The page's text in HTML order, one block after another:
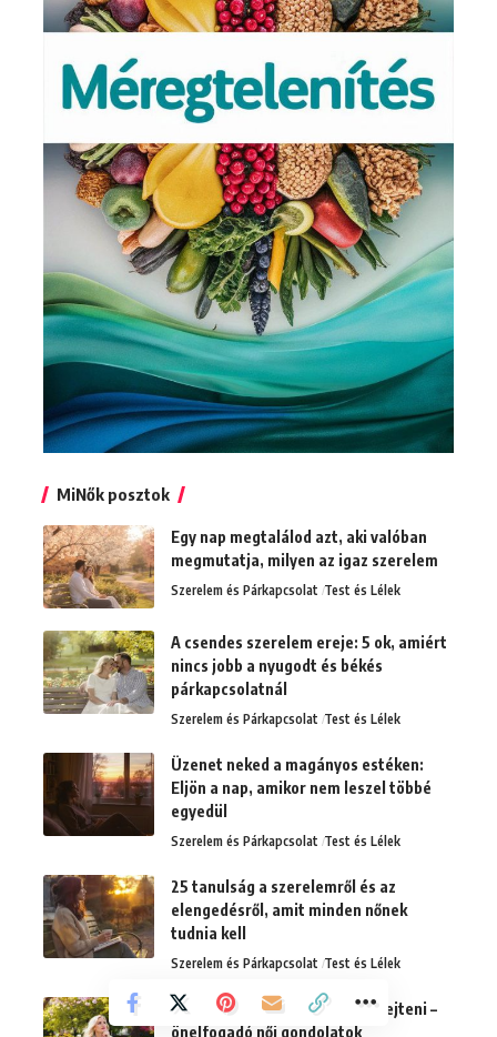
MiNők posztok
Egy nap megtalálod azt, aki valóban
megmutatja, milyen az igaz szerelem
Szerelem és Párkapcsolat Test és Lélek
A csendes szerelem ereje: 5 ok, amiért
nincs jobb a nyugodt és békés
párkapcsolatnál
Szerelem és Párkapcsolat Test és Lélek
Üzenet neked a magányos estéken:
Eljön a nap, amikor nem leszel többé
egyedül
Szerelem és Párkapcsolat Test és Lélek
25 tanulság a szerelemről és az
elengedésről, amit minden nőnek
tudnia kell
Szerelem és Párkapcsolat Test és Lélek
Van, akit soha nem tudsz elfelejteni –
önelfogadó női gondolatok